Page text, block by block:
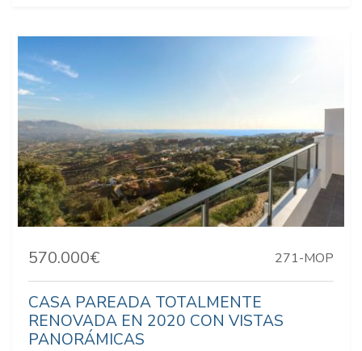
570.000€ 271-MOP
CASA PAREADA TOTALMENTE
RENOVADA EN 2020 CON VISTAS
PANORÁMICAS